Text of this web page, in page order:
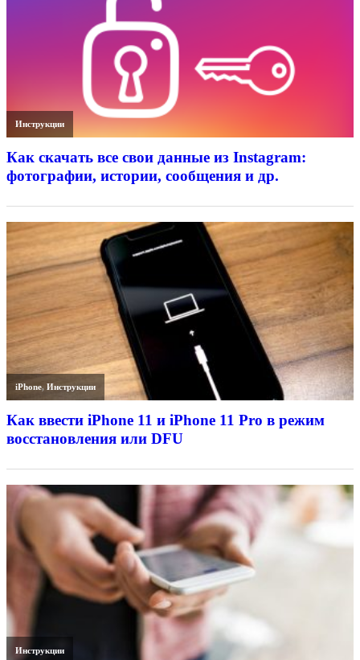
Инструкции
Как скачать все свои данные из Instagram:
фотографии, истории, сообщения и др.
iPhone,Инструкции
Как ввести iPhone 11 и iPhone 11 Pro в режим
восстановления или DFU
Инструкции